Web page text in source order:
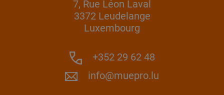
7, Rue Léon Laval
3372 Leudelange
Luxembourg
+352 29 62 48
info@muepro.lu